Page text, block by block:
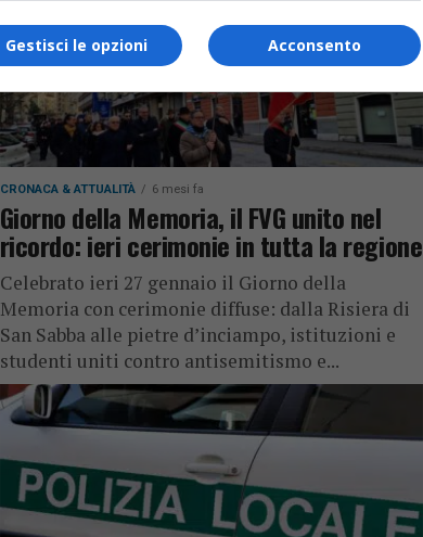
CRONACA & ATTUALITÀ 6 mesi fa
Giorno della Memoria, il FVG unito nel
ricordo: ieri cerimonie in tutta la regione
Celebrato ieri 27 gennaio il Giorno della
Memoria con cerimonie diffuse: dalla Risiera di
San Sabba alle pietre d’inciampo, istituzioni e
studenti uniti contro antisemitismo e...
Acconsento
Gestisci le opzioni